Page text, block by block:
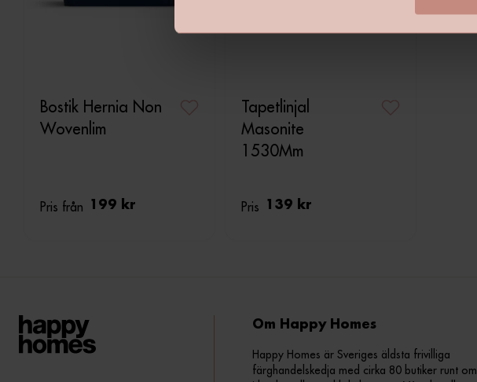
e
s
Bostik Hernia Non
Wovenlim
Pris från 199 kr
Tapetlinjal
Masonite
1530Mm
Pris 139 kr
Om Happy Homes
Happy Homes är Sveriges äldsta frivilliga
färghandelskedja med cirka 80 butiker runt om